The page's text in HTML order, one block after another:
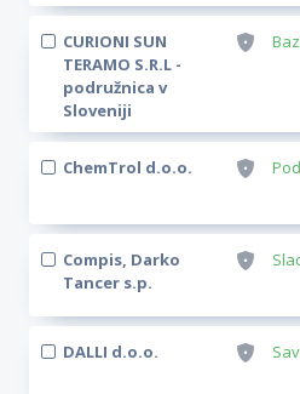
CURIONI SUN
TERAMO S.R.L -
podružnica v
Sloveniji
ChemTrol d.o.o.
Compis, Darko
Tancer s.p.
DALLI d.o.o.